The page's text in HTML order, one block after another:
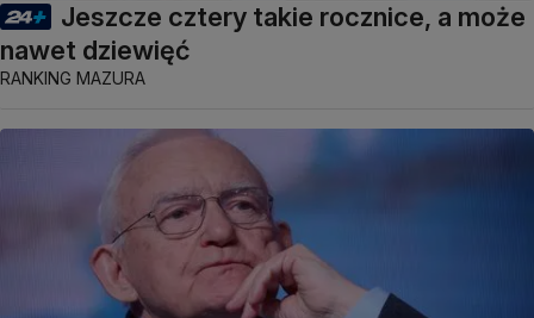
Jeszcze cztery takie rocznice, a może
nawet dziewięć
RANKING MAZURA